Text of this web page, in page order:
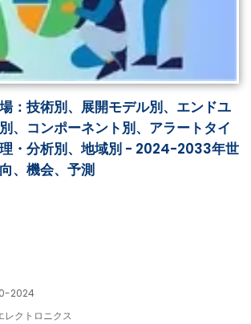
：技術別、展開モデル別、エンドユ
、コンポーネント別、アラートタイ
・分析別、地域別 - 2024-2033年世
、機会、予測
2024
レクトロニクス